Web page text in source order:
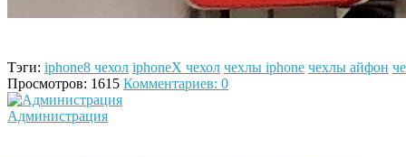
Тэги: iphone8 чехол iphoneX чехол чехлы iphone чехлы айфон
Просмотров: 1615 Комментариев: 0
Администрация